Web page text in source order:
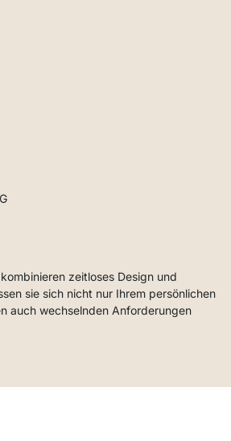
zeitloses Design und
sie sich nicht nur Ihrem persönlichen
auch wechselnden Anforderungen